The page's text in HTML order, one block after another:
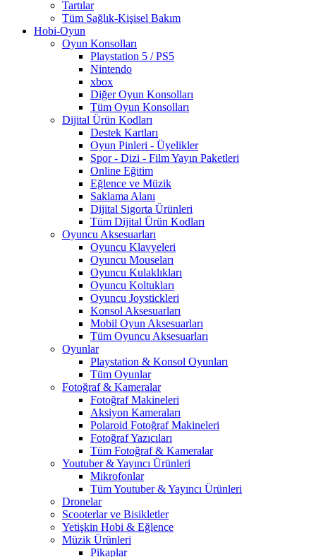
Tartılar
Tüm Sağlık-Kişisel Bakım
Hobi-Oyun
Oyun Konsolları
Playstation 5 / PS5
Nintendo
xbox
Diğer Oyun Konsolları
Tüm Oyun Konsolları
Dijital Ürün Kodları
Destek Kartları
Oyun Pinleri - Üyelikler
Spor - Dizi - Film Yayın Paketleri
Online Eğitim
Eğlence ve Müzik
Saklama Alanı
Dijital Sigorta Ürünleri
Tüm Dijital Ürün Kodları
Oyuncu Aksesuarları
Oyuncu Klavyeleri
Oyuncu Mouseları
Oyuncu Kulaklıkları
Oyuncu Koltukları
Oyuncu Joystickleri
Konsol Aksesuarları
Mobil Oyun Aksesuarları
Tüm Oyuncu Aksesuarları
Oyunlar
Playstation & Konsol Oyunları
Tüm Oyunlar
Fotoğraf & Kameralar
Fotoğraf Makineleri
Aksiyon Kameraları
Polaroid Fotoğraf Makineleri
Fotoğraf Yazıcıları
Tüm Fotoğraf & Kameralar
Youtuber & Yayıncı Ürünleri
Mikrofonlar
Tüm Youtuber & Yayıncı Ürünleri
Dronelar
Scooterlar ve Bisikletler
Yetişkin Hobi & Eğlence
Müzik Ürünleri
Pikaplar